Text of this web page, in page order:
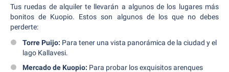
Tus ruedas de alquiler te llevarán a algunos de los lugares más
bonitos de Kuopio. Estos son algunos de los que no debes
perderte:
Torre Puijo: Para tener una vista panorámica de la ciudad y el
lago Kallavesi.
Mercado de Kuopio: Para probar los exquisitos arenques